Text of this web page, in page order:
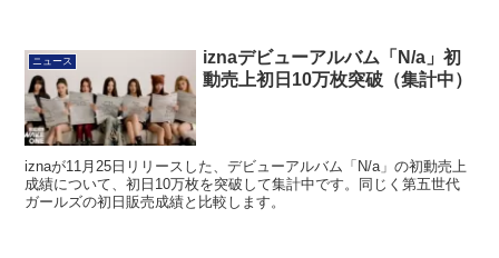
ニュース
iznaデビューアルバム「N/a」初
動売上初日10万枚突破（集計中）
iznaが11月25日リリースした、デビューアルバム「N/a」の初動売上
成績について、初日10万枚を突破して集計中です。同じく第五世代
ガールズの初日販売成績と比較します。